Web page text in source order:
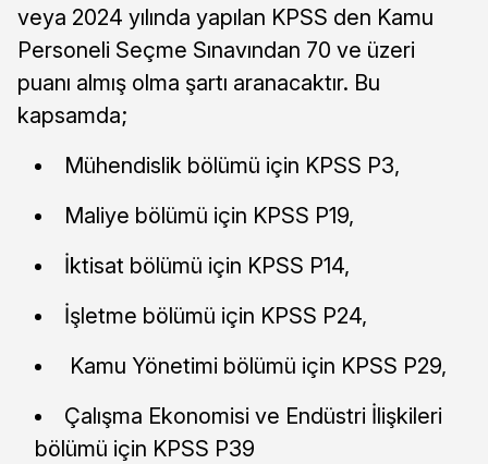
veya 2024 yılında yapılan KPSS den Kamu
Personeli Seçme Sınavından 70 ve üzeri
puanı almış olma şartı aranacaktır. Bu
kapsamda;
Mühendislik bölümü için KPSS P3,
Maliye bölümü için KPSS P19,
İktisat bölümü için KPSS P14,
İşletme bölümü için KPSS P24,
Kamu Yönetimi bölümü için KPSS P29,
Çalışma Ekonomisi ve Endüstri İlişkileri
bölümü için KPSS P39